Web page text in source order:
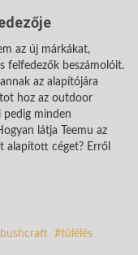
az új márkákat,
felfedezők beszámolóit.
az alapítójára
hoz az outdoor
pedig minden
látja Teemu az
alapított céget? Erről
bushcraft
túlélés